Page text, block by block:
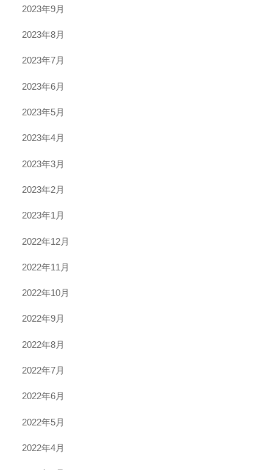
2023年9月
2023年8月
2023年7月
2023年6月
2023年5月
2023年4月
2023年3月
2023年2月
2023年1月
2022年12月
2022年11月
2022年10月
2022年9月
2022年8月
2022年7月
2022年6月
2022年5月
2022年4月